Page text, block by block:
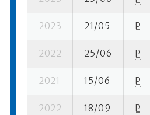
2023 21/05 P
2022 25/06 P
2021 15/06 P
2022 18/09 P